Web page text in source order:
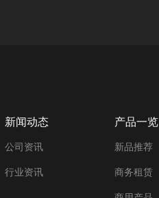
新闻动态
公司资讯
行业资讯
产品一览
新品推荐
商务租赁